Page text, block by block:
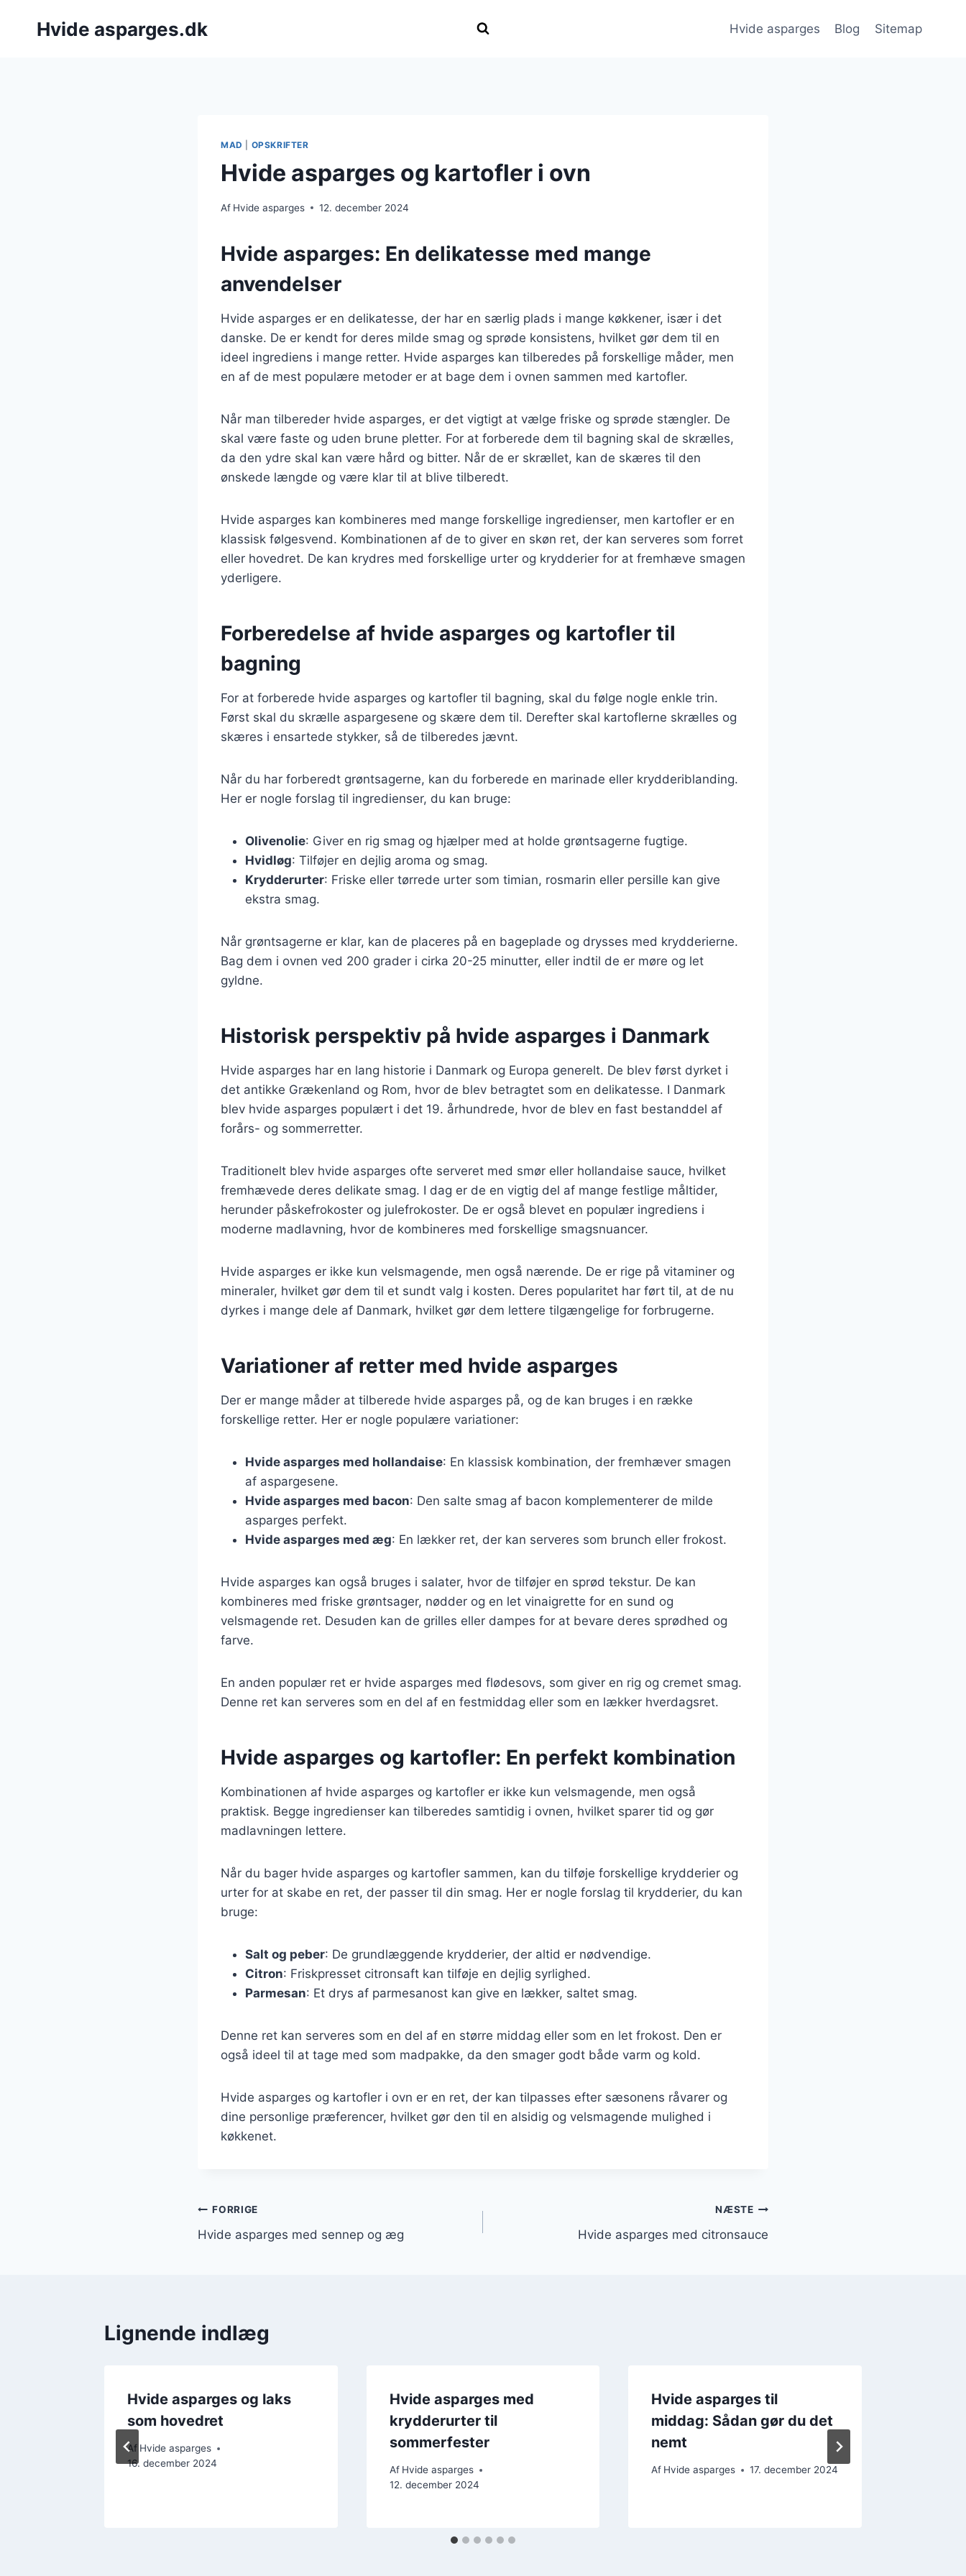
Hvide asparges.dk Hvide asparges Blog Sitemap
MAD OPSKRIFTER
Hvide asparges og kartofler i ovn
Af Hvide asparges 12. december 2024
Hvide asparges: En delikatesse med mange
anvendelser
Hvide asparges er en delikatesse, der har en særlig plads i mange køkkener, især i det
danske. De er kendt for deres milde smag og sprøde konsistens, hvilket gør dem til en
ideel ingrediens i mange retter. Hvide asparges kan tilberedes på forskellige måder, men
en af de mest populære metoder er at bage dem i ovnen sammen med kartofler.
Når man tilbereder hvide asparges, er det vigtigt at vælge friske og sprøde stængler. De
skal være faste og uden brune pletter. For at forberede dem til bagning skal de skrælles,
da den ydre skal kan være hård og bitter. Når de er skrællet, kan de skæres til den
ønskede længde og være klar til at blive tilberedt.
Hvide asparges kan kombineres med mange forskellige ingredienser, men kartofler er en
klassisk følgesvend. Kombinationen af de to giver en skøn ret, der kan serveres som forret
eller hovedret. De kan krydres med forskellige urter og krydderier for at fremhæve smagen
yderligere.
Forberedelse af hvide asparges og kartofler til
bagning
For at forberede hvide asparges og kartofler til bagning, skal du følge nogle enkle trin.
Først skal du skrælle aspargesene og skære dem til. Derefter skal kartoflerne skrælles og
skæres i ensartede stykker, så de tilberedes jævnt.
Når du har forberedt grøntsagerne, kan du forberede en marinade eller krydderiblanding.
Her er nogle forslag til ingredienser, du kan bruge:
Olivenolie: Giver en rig smag og hjælper med at holde grøntsagerne fugtige.
Hvidløg: Tilføjer en dejlig aroma og smag.
Krydderurter: Friske eller tørrede urter som timian, rosmarin eller persille kan give
ekstra smag.
Når grøntsagerne er klar, kan de placeres på en bageplade og drysses med krydderierne.
Bag dem i ovnen ved 200 grader i cirka 20-25 minutter, eller indtil de er møre og let
gyldne.
Historisk perspektiv på hvide asparges i Danmark
Hvide asparges har en lang historie i Danmark og Europa generelt. De blev først dyrket i
det antikke Grækenland og Rom, hvor de blev betragtet som en delikatesse. I Danmark
blev hvide asparges populært i det 19. århundrede, hvor de blev en fast bestanddel af
forårs- og sommerretter.
Traditionelt blev hvide asparges ofte serveret med smør eller hollandaise sauce, hvilket
fremhævede deres delikate smag. I dag er de en vigtig del af mange festlige måltider,
herunder påskefrokoster og julefrokoster. De er også blevet en populær ingrediens i
moderne madlavning, hvor de kombineres med forskellige smagsnuancer.
Hvide asparges er ikke kun velsmagende, men også nærende. De er rige på vitaminer og
mineraler, hvilket gør dem til et sundt valg i kosten. Deres popularitet har ført til, at de nu
dyrkes i mange dele af Danmark, hvilket gør dem lettere tilgængelige for forbrugerne.
Variationer af retter med hvide asparges
Der er mange måder at tilberede hvide asparges på, og de kan bruges i en række
forskellige retter. Her er nogle populære variationer:
Hvide asparges med hollandaise: En klassisk kombination, der fremhæver smagen
af aspargesene.
Hvide asparges med bacon: Den salte smag af bacon komplementerer de milde
asparges perfekt.
Hvide asparges med æg: En lækker ret, der kan serveres som brunch eller frokost.
Hvide asparges kan også bruges i salater, hvor de tilføjer en sprød tekstur. De kan
kombineres med friske grøntsager, nødder og en let vinaigrette for en sund og
velsmagende ret. Desuden kan de grilles eller dampes for at bevare deres sprødhed og
farve.
En anden populær ret er hvide asparges med flødesovs, som giver en rig og cremet smag.
Denne ret kan serveres som en del af en festmiddag eller som en lækker hverdagsret.
Hvide asparges og kartofler: En perfekt kombination
Kombinationen af hvide asparges og kartofler er ikke kun velsmagende, men også
praktisk. Begge ingredienser kan tilberedes samtidig i ovnen, hvilket sparer tid og gør
madlavningen lettere.
Når du bager hvide asparges og kartofler sammen, kan du tilføje forskellige krydderier og
urter for at skabe en ret, der passer til din smag. Her er nogle forslag til krydderier, du kan
bruge:
Salt og peber: De grundlæggende krydderier, der altid er nødvendige.
Citron: Friskpresset citronsaft kan tilføje en dejlig syrlighed.
Parmesan: Et drys af parmesanost kan give en lækker, saltet smag.
Denne ret kan serveres som en del af en større middag eller som en let frokost. Den er
også ideel til at tage med som madpakke, da den smager godt både varm og kold.
Hvide asparges og kartofler i ovn er en ret, der kan tilpasses efter sæsonens råvarer og
dine personlige præferencer, hvilket gør den til en alsidig og velsmagende mulighed i
køkkenet.
Indlægsnavigation
FORRIGE
Hvide asparges med sennep og æg
NÆSTE
Hvide asparges med citronsauce
Lignende indlæg
Hvide asparges og laks
som hovedret
Af Hvide asparges
16. december 2024
Hvide asparges med
krydderurter til
sommerfester
Af Hvide asparges
12. december 2024
Hvide asparges til
middag: Sådan gør du det
nemt
Af Hvide asparges 17. december 2024